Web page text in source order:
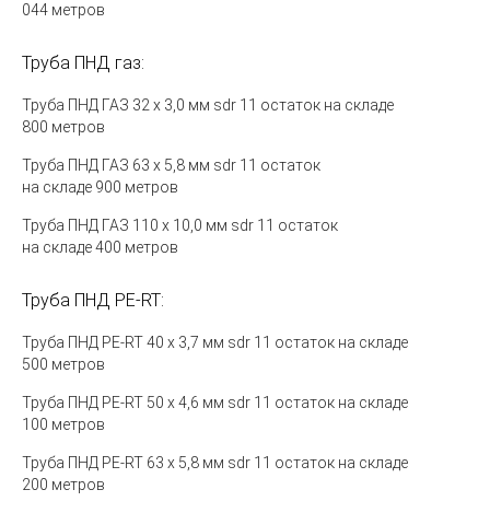
044 метров
Труба ПНД газ:
Труба ПНД ГАЗ 32 х 3,0 мм sdr 11 остаток на складе
800 метров
Труба ПНД ГАЗ 63 х 5,8 мм sdr 11 остаток
на складе 900 метров
Труба ПНД ГАЗ 110 х 10,0 мм sdr 11 остаток
на складе 400 метров
Труба ПНД PE-RT:
Труба ПНД PE-RT 40 х 3,7 мм sdr 11 остаток на складе
500 метров
Труба ПНД PE-RT 50 х 4,6 мм sdr 11 остаток на складе
100 метров
Труба ПНД PE-RT 63 х 5,8 мм sdr 11 остаток на складе
200 метров